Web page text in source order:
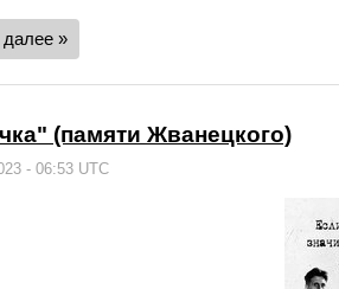
далее »
(памяти Жванецкого)
- 06:53 UTC